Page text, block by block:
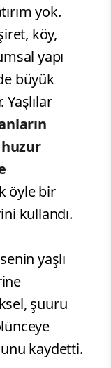
yok.
köy,
yapı
büyük
huzur
öyle bir
kullandı.
yaşlı
şuuru
kaydetti.